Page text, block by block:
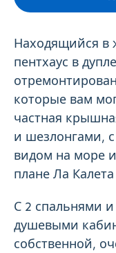
Находящийся в
пентхаус в
которые вам
частная
и шезлонгами,
видом на море
плане Ла
С 2 спальнями
душевыми
собственной,